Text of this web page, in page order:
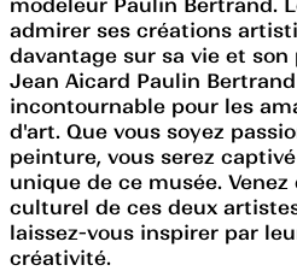
admirer ses créations
davantage sur sa vie et son
Jean Aicard Paulin
incontournable pour les
d'art. Que vous soyez
peinture, vous serez
unique de ce musée.
culturel de ces deux
laissez-vous inspirer par
créativité.